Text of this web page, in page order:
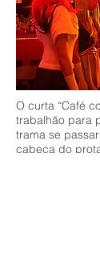
O curta “Café
trabalhão para
trama se
cabeça do